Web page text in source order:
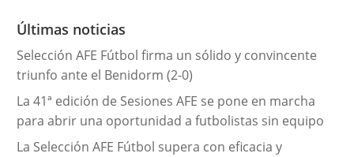
r
a
s
Últimas noticias
Selección AFE Fútbol firma un sólido y convincente
triunfo ante el Benidorm (2-0)
La 41ª edición de Sesiones AFE se pone en marcha
para abrir una oportunidad a futbolistas sin equipo
La Selección AFE Fútbol supera con eficacia y